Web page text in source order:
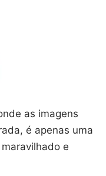
as imagens
é apenas uma
e